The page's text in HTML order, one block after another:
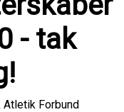
- tak
Forbund